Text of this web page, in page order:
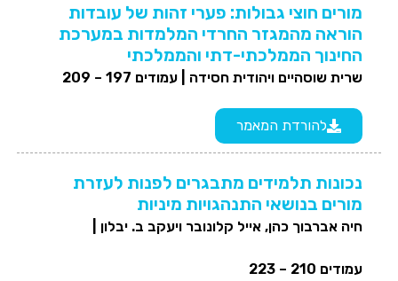
מורים חוצי גבולות: פערי זהות של עובדות
הוראה מהמגזר החרדי המלמדות במערכת
החינוך הממלכתי-דתי והממלכתי
שרית שוסהיים ויהודית חסידה | עמודים 197 – 209
להורדת המאמר
נכונות תלמידים מתבגרים לפנות לעזרת
מורים בנושאי התנהגויות מיניות
חיה אברבוך כהן, אייל קלונובר ויעקב ב. יבלון |
עמודים 210 – 223